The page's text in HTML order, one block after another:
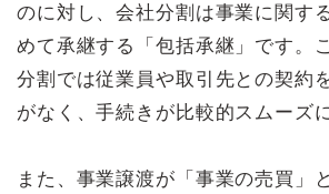
のに対し、会社分割は事業に関す
めて承継する「包括承継」です。
分割では従業員や取引先との契約
がなく、手続きが比較的スムーズ
また、事業譲渡が「事業の売買」